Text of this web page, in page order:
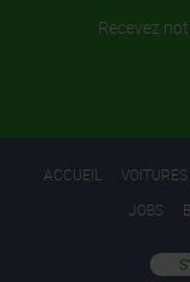
Recevez
ACCUEIL VOITURES
JOBS